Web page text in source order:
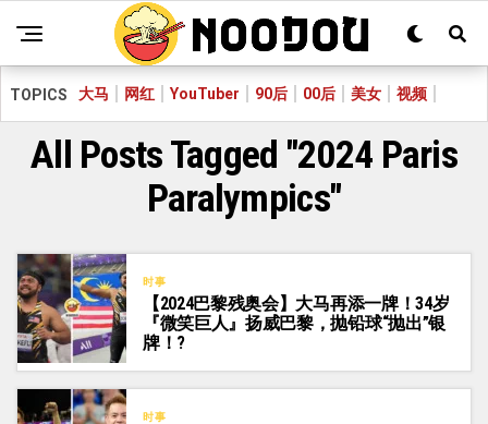
TOPICS 大马 网红 YouTuber 90后 00后 美女 视频
All Posts Tagged "2024 Paris
Paralympics"
时事
【2024巴黎残奥会】大马再添一牌！34岁
『微笑巨人』扬威巴黎，抛铅球“抛出”银
牌！?
时事